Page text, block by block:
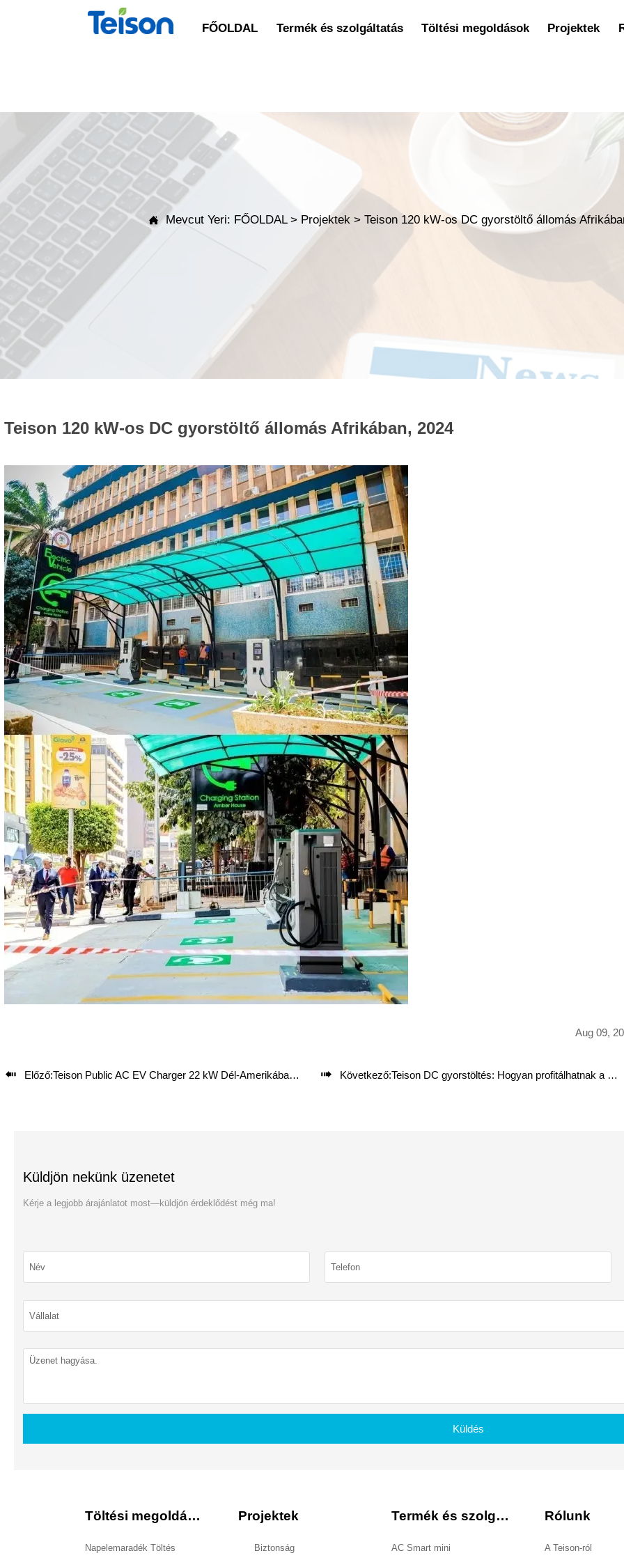
FŐOLDAL Termék és szolgáltatás Töltési megoldások Projektek
 Mevcut Yeri: FŐOLDAL> Projektek >Teison 120 kW-os DC gyorstöltő állomás
Teison 120 kW-os DC gyorstöltő állomás Afrikában, 2024
Aug 09,
 Előző:Teison Public AC EV Charger 22 kW Dél-Amerikában, 2024  Következő:Teison DC gyorstöltés: Hogyan profitálhatnak a vállalkozások
Küldjön nekünk üzenetet
Kérje a legjobb árajánlatot most—küldjön érdeklődést még ma!
Küldés
Töltési megoldások
Napelemaradék Töltés
Projektek
Biztonság
Termék és szolgáltatás
AC Smart mini
Rólunk
A Teison-ról